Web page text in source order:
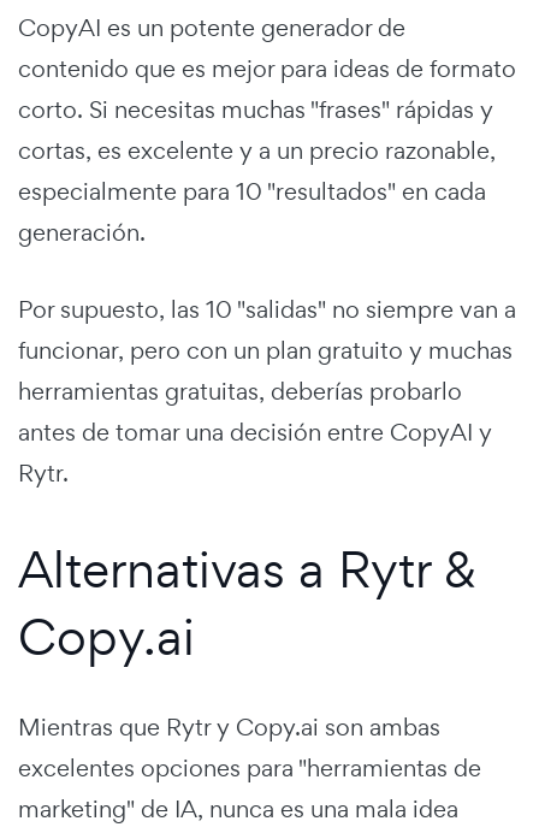
CopyAI es un potente generador de
contenido que es mejor para ideas de formato
corto. Si necesitas muchas "frases" rápidas y
cortas, es excelente y a un precio razonable,
especialmente para 10 "resultados" en cada
generación.
Por supuesto, las 10 "salidas" no siempre van a
funcionar, pero con un plan gratuito y muchas
herramientas gratuitas, deberías probarlo
antes de tomar una decisión entre CopyAI y
Rytr.
Alternativas a Rytr &
Copy.ai
Mientras que Rytr y Copy.ai son ambas
excelentes opciones para "herramientas de
marketing" de IA, nunca es una mala idea